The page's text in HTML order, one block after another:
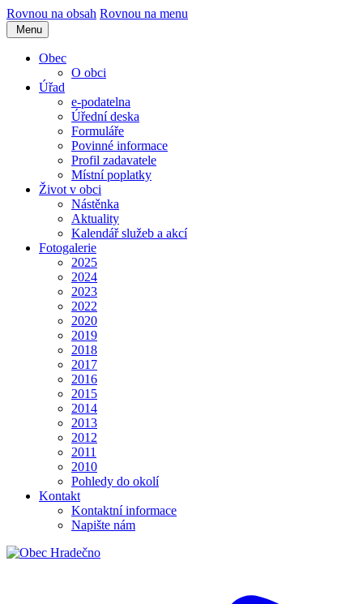
Rovnou na obsah Rovnou na menu
Menu
Obec
O obci
Úřad
e-podatelna
Úřední deska
Formuláře
Povinné informace
Profil zadavatele
Místní poplatky
Život v obci
Nástěnka
Aktuality
Kalendář služeb a akcí
Fotogalerie
2025
2024
2023
2022
2020
2019
2018
2017
2016
2015
2014
2013
2012
2011
2010
Pohledy do okolí
Kontakt
Kontaktní informace
Napište nám